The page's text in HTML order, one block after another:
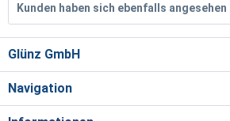
Kunden haben sich ebenfalls angesehen
Glünz GmbH
Navigation